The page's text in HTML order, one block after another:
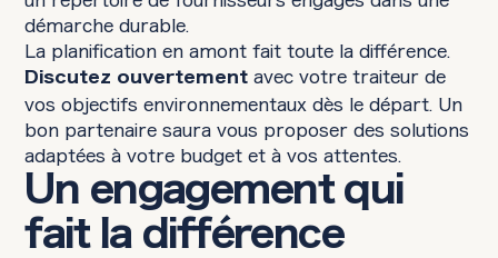
démarche durable.
La planification en amont fait toute la différence.
Discutez ouvertementavec votre traiteur de
vos objectifs environnementaux dès le départ. Un
bon partenaire saura vous proposer des solutions
adaptées à votre budget et à vos attentes.
Un engagement qui
fait la différence